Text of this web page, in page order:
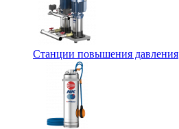
Станции повышения давления